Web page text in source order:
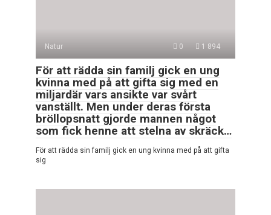
Natur 0 1 894
För att rädda sin familj gick en ung
kvinna med på att gifta sig med en
miljardär vars ansikte var svårt
vanställt. Men under deras första
bröllopsnatt gjorde mannen något
som fick henne att stelna av skräck…
För att rädda sin familj gick en ung kvinna med på att gifta
sig